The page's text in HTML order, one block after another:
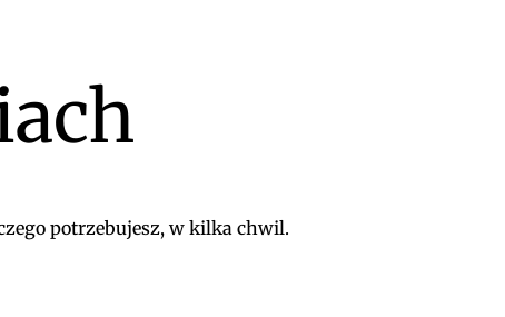
potrzebujesz, w kilka chwil.